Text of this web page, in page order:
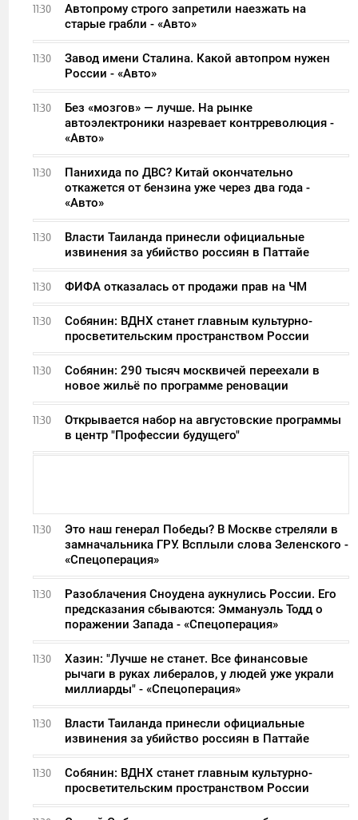
11:30
Автопрому строго запретили наезжать на
старые грабли - «Авто»
11:30
Завод имени Сталина. Какой автопром нужен
России - «Авто»
11:30
Без «мозгов» — лучше. На рынке
автоэлектроники назревает контрреволюция -
«Авто»
11:30
Панихида по ДВС? Китай окончательно
откажется от бензина уже через два года -
«Авто»
11:30
Власти Таиланда принесли официальные
извинения за убийство россиян в Паттайе
11:30 ФИФА отказалась от продажи прав на ЧМ
11:30
Собянин: ВДНХ станет главным культурно-
просветительским пространством России
11:30
Собянин: 290 тысяч москвичей переехали в
новое жильё по программе реновации
11:30
Открывается набор на августовские программы
в центр "Профессии будущего"
11:30
Это наш генерал Победы? В Москве стреляли в
замначальника ГРУ. Всплыли слова Зеленского -
«Спецоперация»
11:30
Разоблачения Сноудена аукнулись России. Его
предсказания сбываются: Эммануэль Тодд о
поражении Запада - «Спецоперация»
11:30
Хазин: "Лучше не станет. Все финансовые
рычаги в руках либералов, у людей уже украли
миллиарды" - «Спецоперация»
11:30
Власти Таиланда принесли официальные
извинения за убийство россиян в Паттайе
11:30
Собянин: ВДНХ станет главным культурно-
просветительским пространством России